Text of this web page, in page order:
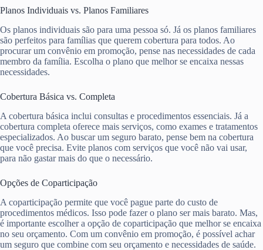
Planos Individuais vs. Planos Familiares
Os planos individuais são para uma pessoa só. Já os planos familiares
são perfeitos para famílias que querem cobertura para todos. Ao
procurar um convênio em promoção, pense nas necessidades de cada
membro da família. Escolha o plano que melhor se encaixa nessas
necessidades.
Cobertura Básica vs. Completa
A cobertura básica inclui consultas e procedimentos essenciais. Já a
cobertura completa oferece mais serviços, como exames e tratamentos
especializados. Ao buscar um seguro barato, pense bem na cobertura
que você precisa. Evite planos com serviços que você não vai usar,
para não gastar mais do que o necessário.
Opções de Coparticipação
A coparticipação permite que você pague parte do custo de
procedimentos médicos. Isso pode fazer o plano ser mais barato. Mas,
é importante escolher a opção de coparticipação que melhor se encaixa
no seu orçamento. Com um convênio em promoção, é possível achar
um seguro que combine com seu orçamento e necessidades de saúde.